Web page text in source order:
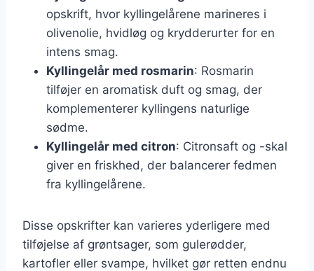
opskrift, hvor kyllingelårene marineres i
olivenolie, hvidløg og krydderurter for en
intens smag.
Kyllingelår med rosmarin: Rosmarin
tilføjer en aromatisk duft og smag, der
komplementerer kyllingens naturlige
sødme.
Kyllingelår med citron: Citronsaft og -skal
giver en friskhed, der balancerer fedmen
fra kyllingelårene.
Disse opskrifter kan varieres yderligere med
tilføjelse af grøntsager, som gulerødder,
kartofler eller svampe, hvilket gør retten endnu